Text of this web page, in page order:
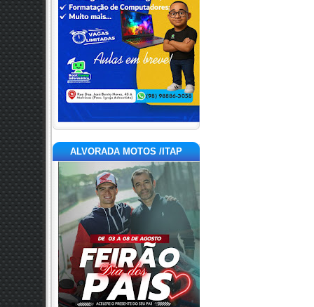
ALVORADA MOTOS /ITAP